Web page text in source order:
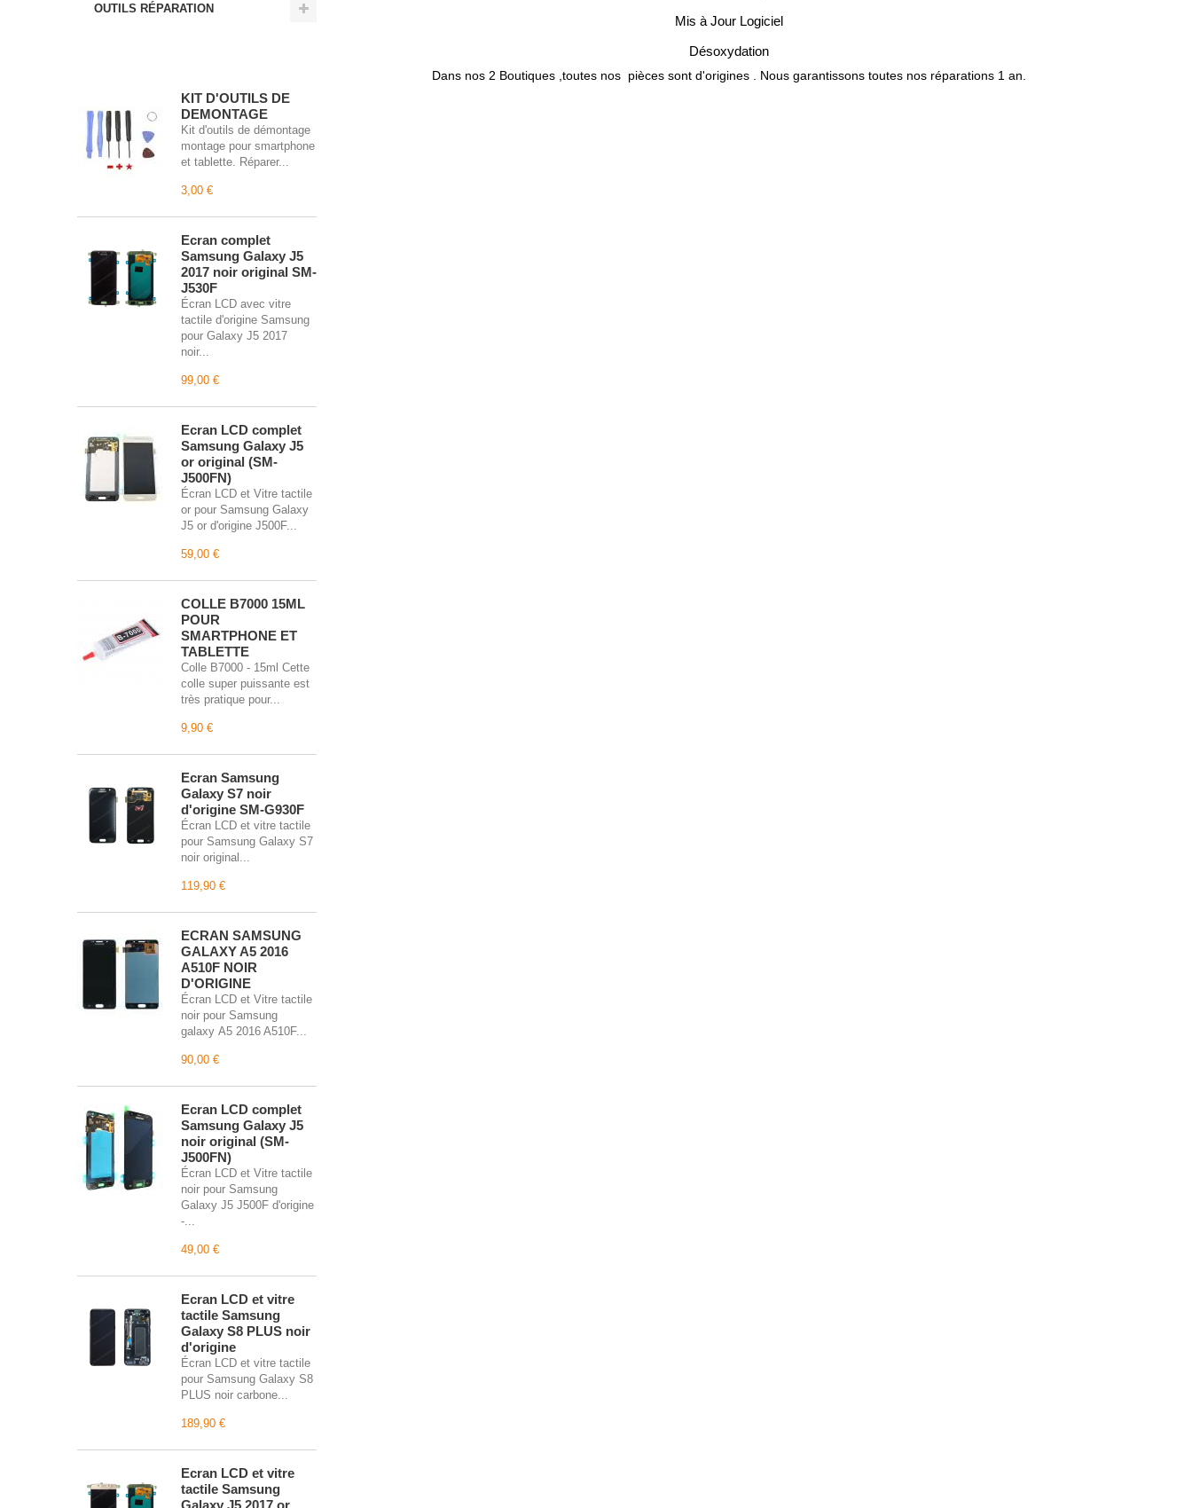
OUTILS RÉPARATION
KIT D'OUTILS DE
DEMONTAGE
Kit d'outils de démontage
montage pour smartphone
et tablette. Réparer...
3,00 €
Écran complet
Samsung Galaxy J5
2017 noir original SM-
J530F
Écran LCD avec vitre
tactile d'origine Samsung
pour Galaxy J5 2017
noir...
99,00 €
Écran LCD complet
Samsung Galaxy J5
or original (SM-
J500FN)
Écran LCD et Vitre tactile
or pour Samsung Galaxy
J5 or d'origine J500F...
59,00 €
COLLE B7000 15ML
POUR
SMARTPHONE ET
TABLETTE
Colle B7000 - 15ml Cette
colle super puissante est
très pratique pour...
9,90 €
Écran Samsung
Galaxy S7 noir
d'origine SM-G930F
Écran LCD et vitre tactile
pour Samsung Galaxy S7
noir original...
119,90 €
ECRAN SAMSUNG
GALAXY A5 2016
A510F NOIR
D'ORIGINE
Écran LCD et Vitre tactile
noir pour Samsung
galaxy A5 2016 A510F...
90,00 €
Écran LCD complet
Samsung Galaxy J5
noir original (SM-
J500FN)
Écran LCD et Vitre tactile
noir pour Samsung
Galaxy J5 J500F d'origine
-...
49,00 €
Écran LCD et vitre
tactile Samsung
Galaxy S8 PLUS noir
d'origine
Écran LCD et vitre tactile
pour Samsung Galaxy S8
PLUS noir carbone...
189,90 €
Écran LCD et vitre
tactile Samsung
Mis à Jour Logiciel
Désoxydation
Dans nos 2 Boutiques ,toutes nos pièces sont d'origines . Nous garantissons toutes nos réparations 1 an.